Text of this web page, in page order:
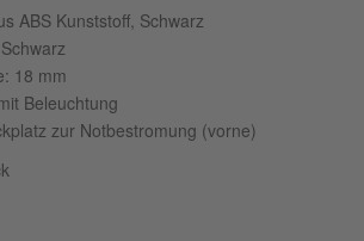
ABS Kunststoff, Schwarz
18 mm
Beleuchtung
zur Notbestromung (vorne)